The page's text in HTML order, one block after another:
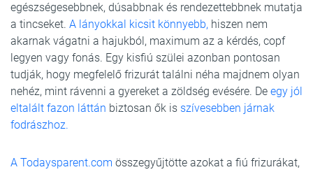
egészségesebbnek, dúsabbnak és rendezettebbnek mutatja
a tincseket. A lányokkal kicsit könnyebb, hiszen nem
akarnak vágatni a hajukból, maximum az a kérdés, copf
legyen vagy fonás. Egy kisfiú szülei azonban pontosan
tudják, hogy megfelelő frizurát találni néha majdnem olyan
nehéz, mint rávenni a gyereket a zöldség evésére. De egy jól
eltalált fazon láttán biztosan ők is szívesebben járnak
fodrászhoz.
A Todaysparent.com összegyűjtötte azokat a fiú frizurákat,